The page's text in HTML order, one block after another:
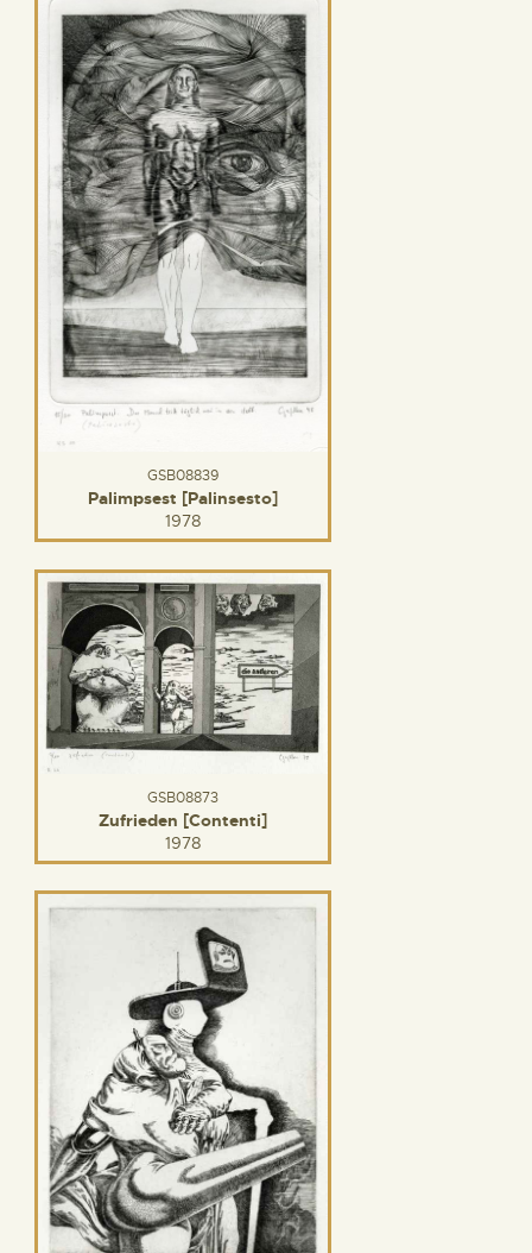
GSB08839
Palimpsest [Palinsesto]
1978
GSB08873
Zufrieden [Contenti]
1978